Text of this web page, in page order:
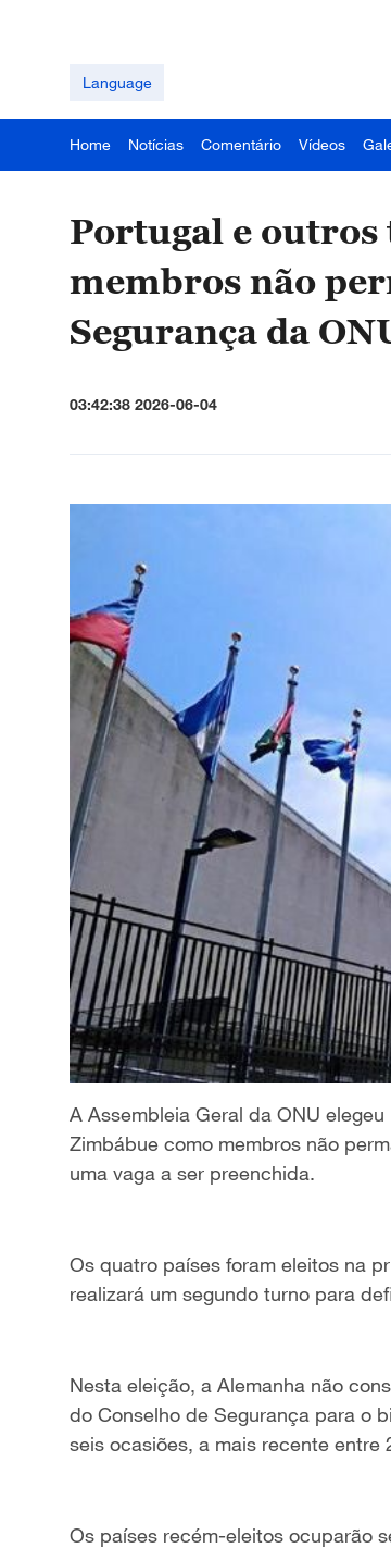
Language
Home Notícias Comentário Vídeos
Portugal e outros
membros não
Segurança da
03:42:38 2026-06-04
A Assembleia Geral da ONU elegeu
Zimbábue como membros não
uma vaga a ser preenchida.
Os quatro países foram eleitos na
realizará um segundo turno para
Nesta eleição, a Alemanha não
do Conselho de Segurança para o
seis ocasiões, a mais recente entre
Os países recém-eleitos ocuparão